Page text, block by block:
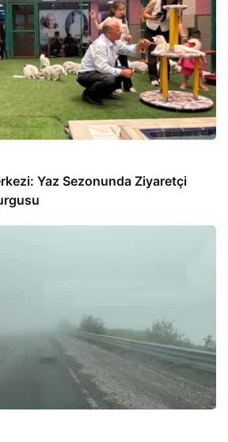
Yaz Sezonunda Ziyaretçi